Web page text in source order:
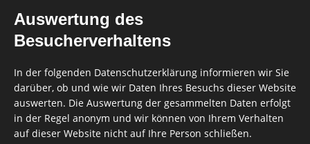
Auswertung des
Besucherverhaltens
In der folgenden Datenschutzerklärung informieren wir Sie
darüber, ob und wie wir Daten Ihres Besuchs dieser Website
auswerten. Die Auswertung der gesammelten Daten erfolgt
in der Regel anonym und wir können von Ihrem Verhalten
auf dieser Website nicht auf Ihre Person schließen.